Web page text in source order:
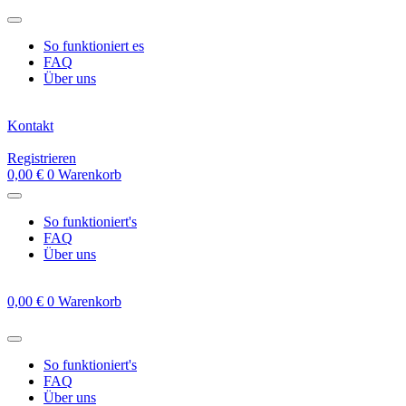
Zum
springenSo funktioniert es
FAQ
Über uns
Kontakt
Registrieren
0,00 € 0 Warenkorb
So funktioniert's
FAQ
Über uns
0,00 € 0 Warenkorb
So funktioniert's
FAQ
Über uns